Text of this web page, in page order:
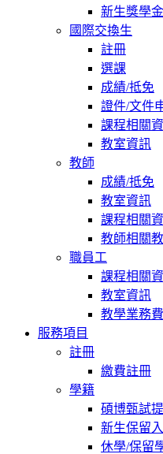
新生獎學金
國際交換生
註冊
選課
成績/抵免
證件/文件
課程相關
教室資訊
教師
成績/抵免
教室資訊
課程相關
教師相關
職員工
課程相關
教室資訊
教學業務費
服務項目
註冊
繳費註冊
學籍
碩博甄試
新生保留
休學/保留